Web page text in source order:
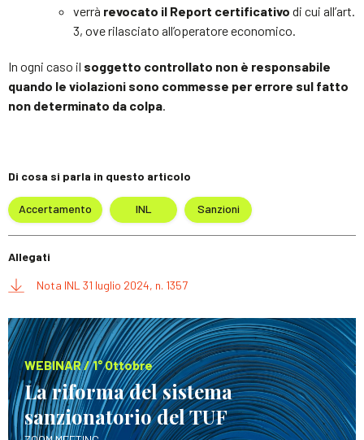
verrà revocato il Report certificativo di cui all’art.
3, ove rilasciato all’operatore economico.
In ogni caso il soggetto controllato non è responsabile
quando le violazioni sono commesse per errore sul fatto
non determinato da colpa.
Di cosa si parla in questo articolo
Accertamento INL Sanzioni
Allegati
Nota INL 31 luglio 2024, n. 1357
WEBINAR / 1° Ottobre
La riforma del sistema
sanzionatorio del TUF